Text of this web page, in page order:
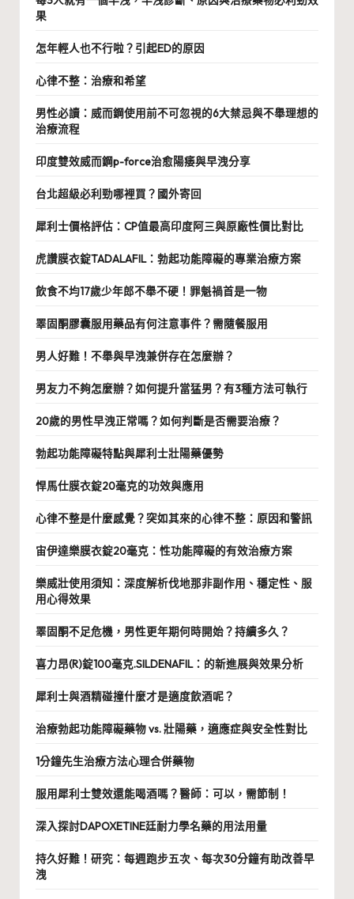
果
怎年輕人也不行啦？引起ED的原因
心律不整：治療和希望
男性必讀：威而鋼使用前不可忽視的6大禁忌與不舉理想的
治療流程
印度雙效威而鋼p-force治愈陽痿與早洩分享
台北超級必利勁哪裡買？國外寄回
犀利士價格評估：CP值最高印度阿三與原廠性價比對比
虎讚膜衣錠TADALAFIL：勃起功能障礙的專業治療方案
飲食不均17歲少年郎不舉不硬！罪魁禍首是一物
睪固酮膠囊服用藥品有何注意事件？需隨餐服用
男人好難！不舉與早洩兼併存在怎麼辦？
男友力不夠怎麼辦？如何提升當猛男？有3種方法可執行
20歲的男性早洩正常嗎？如何判斷是否需要治療？
勃起功能障礙特點與犀利士壯陽藥優勢
悍馬仕膜衣錠20毫克的功效與應用
心律不整是什麼感覺？突如其來的心律不整：原因和警訊
宙伊達樂膜衣錠20毫克：性功能障礙的有效治療方案
樂威壯使用須知：深度解析伐地那非副作用、穩定性、服
用心得效果
睪固酮不足危機，男性更年期何時開始？持續多久？
喜力昂(R)錠100毫克.SILDENAFIL：的新進展與效果分析
犀利士與酒精碰撞什麼才是適度飲酒呢？
治療勃起功能障礙藥物 vs. 壯陽藥，適應症與安全性對比
1分鐘先生治療方法心理合併藥物
服用犀利士雙效還能喝酒嗎？醫師：可以，需節制！
深入探討DAPOXETINE廷耐力學名藥的用法用量
持久好難！研究：每週跑步五次、每次30分鐘有助改善早
洩